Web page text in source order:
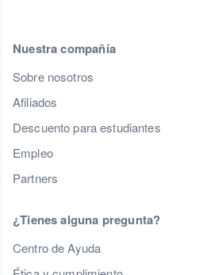
Nuestra compañía
Sobre nosotros
Afiliados
Descuento para estudiantes
Empleo
Partners
¿Tienes alguna pregunta?
Centro de Ayuda